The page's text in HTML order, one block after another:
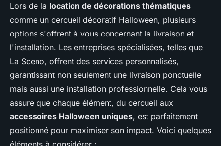
Lors de la location de décorations thématiques
comme un cercueil décoratif Halloween, plusieurs
options s'offrent à vous concernant la livraison et
l'installation. Les entreprises spécialisées, telles que
La Sceno, offrent des services personnalisés,
garantissant non seulement une livraison ponctuelle
mais aussi une installation professionnelle. Cela vous
assure que chaque élément, du cercueil aux
accessoires Halloween uniques, est parfaitement
positionné pour maximiser son impact. Voici quelques
éléments à considérer :